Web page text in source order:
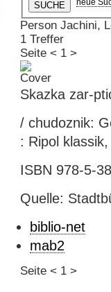
neue
Person Jachini,
1 Treffer
Seite < 1 >
Skazka zar-
/ chudoznik:
: Ripol
ISBN 978-5-
Quelle:
biblio-net
mab2
Seite < 1 >